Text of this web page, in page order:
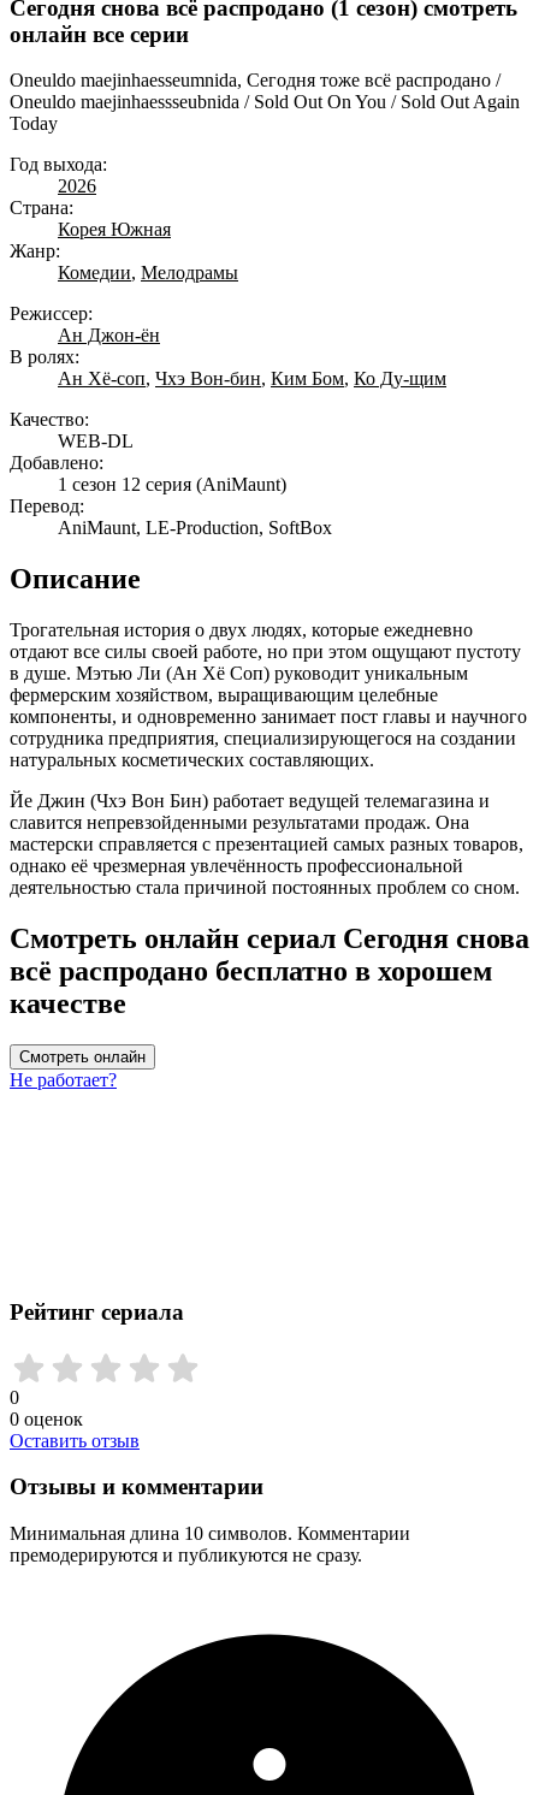
Сегодня снова всё распродано (1 сезон) смотреть
онлайн все серии
Oneuldo maejinhaesseumnida, Сегодня тоже всё распродано /
Оneuldo maejinhaessseubnida / Sold Out On You / Sold Out Again
Today
Год выхода:
2026
Страна:
Корея Южная
Жанр:
Комедии, Мелодрамы
Режиссер:
Ан Джон-ён
В ролях:
Ан Хё-соп, Чхэ Вон-бин, Ким Бом, Ко Ду-щим
Качество:
WEB-DL
Добавлено:
1 сезон 12 серия (AniMaunt)
Перевод:
AniMaunt, LE-Production, SoftBox
Описание
Трогательная история о двух людях, которые ежедневно
отдают все силы своей работе, но при этом ощущают пустоту
в душе. Мэтью Ли (Ан Хё Соп) руководит уникальным
фермерским хозяйством, выращивающим целебные
компоненты, и одновременно занимает пост главы и научного
сотрудника предприятия, специализирующегося на создании
натуральных косметических составляющих.
Йе Джин (Чхэ Вон Бин) работает ведущей телемагазина и
славится непревзойденными результатами продаж. Она
мастерски справляется с презентацией самых разных товаров,
однако её чрезмерная увлечённость профессиональной
деятельностью стала причиной постоянных проблем со сном.
Смотреть онлайн сериал Сегодня снова
всё распродано бесплатно в хорошем
качестве
Смотреть онлайн
Не работает?
Рейтинг сериала
0
0 оценок
Оставить отзыв
Отзывы и комментарии
Минимальная длина 10 символов. Комментарии
премодерируются и публикуются не сразу.